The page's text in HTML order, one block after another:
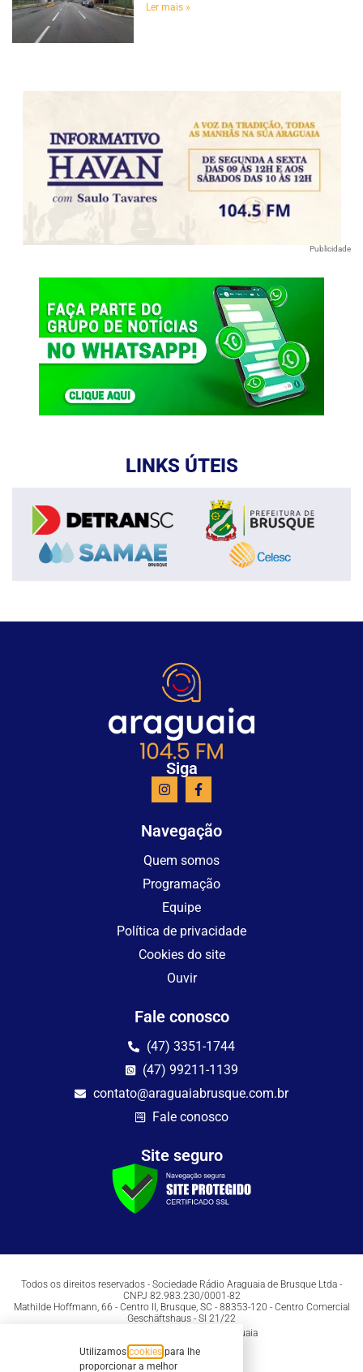
Ler mais »
Publicidade
LINKS ÚTEIS
Siga
Navegação
Quem somos
Programação
Equipe
Política de privacidade
Cookies do site
Ouvir
Fale conosco
(47) 3351-1744
(47) 99211-1139
contato@araguaiabrusque.com.br
Fale conosco
Site seguro
Todos os direitos reservados - Sociedade Rádio Araguaia de Brusque Ltda -
CNPJ 82.983.230/0001-82
Mathilde Hoffmann, 66 - Centro II, Brusque, SC - 88353-120 - Centro Comercial
Geschäftshaus - Sl 21/22
Copyright © 2026 | Rádio Araguaia
Utilizamos cookies para lhe
proporcionar a melhor